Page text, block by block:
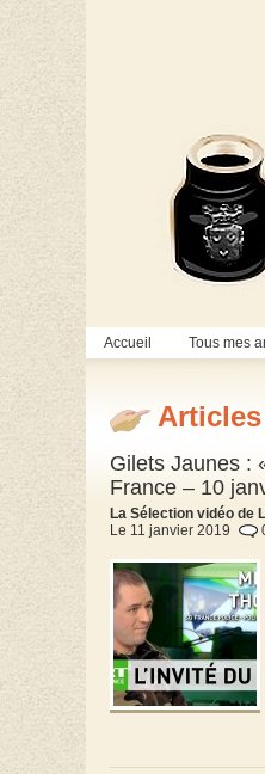
Accueil Tous mes
Articles
Gilets Jaunes :
France – 10
La Sélection vidéo de
Le 11 janvier 2019